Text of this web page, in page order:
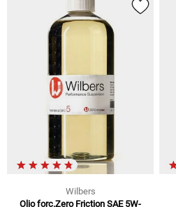
Wilbers
Olio forc.Zero Friction SAE 5W-